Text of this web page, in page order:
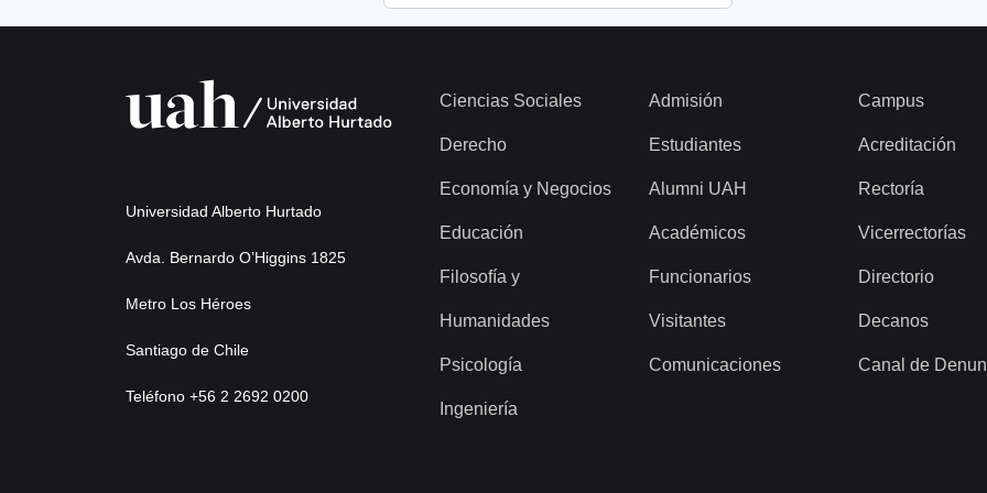
Universidad Alberto Hurtado
Avda. Bernardo O’Higgins 1825
Metro Los Héroes
Santiago de Chile
Teléfono +56 2 2692 0200
Ciencias Sociales
Derecho
Economía y Negocios
Educación
Filosofía y
Humanidades
Psicología
Ingeniería
Admisión
Estudiantes
Alumni UAH
Académicos
Funcionarios
Visitantes
Comunicaciones
Campus
Acreditación
Rectoría
Vicerrectorías
Directorio
Decanos
Canal de